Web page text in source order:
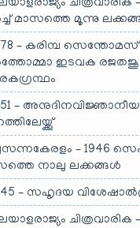
ചിത്രവാരിക –
മാസത്തെ മൂന്നു
– കരിമ്പ സെന്തോമസ്
ഇടവക
–
– 1946
നാലു ലക്കങ്ങൾ
– സഹൃദയ
ചിത്രവാരിക –